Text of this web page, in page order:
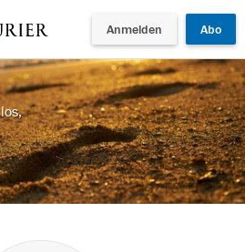
Anmelden Abo